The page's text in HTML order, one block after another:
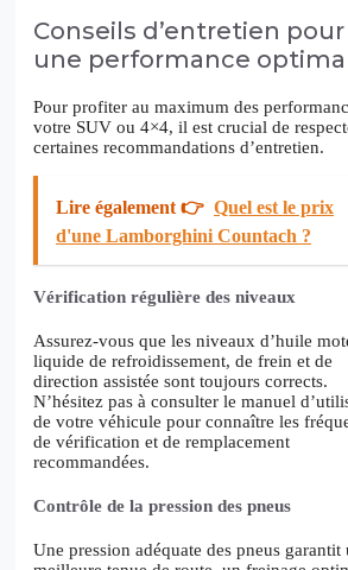
Conseils d’entretien pour
une performance
Pour profiter au maximum des
votre SUV ou 4×4, il est crucial de
certaines recommandations d’entretien.
Lire également 👉 Quel est le prix
d'une Lamborghini Countach ?
Vérification régulière des niveaux
Assurez-vous que les niveaux d’huile
liquide de refroidissement, de frein et de
direction assistée sont toujours corrects.
N’hésitez pas à consulter le manuel
de votre véhicule pour connaître les
de vérification et de remplacement
recommandées.
Contrôle de la pression des pneus
Une pression adéquate des pneus garantit